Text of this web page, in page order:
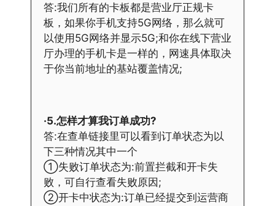
答:我们所有的卡板都是营业厅正规卡
板，如果你手机支持5G网络，那么就可
以使用5G网络并显示5G;和你在线下营业
厅办理的手机卡是一样的，网速具体取决
于你当前地址的基站覆盖情况;
·5.怎样才算我订单成功?
答:在查单链接里可以看到订单状态为以
下三种情况其中一个
①失败订单状态为:前置拦截和开卡失
败，可自行查看失败原因;
②开卡中状态为:订单已经提交到运营商